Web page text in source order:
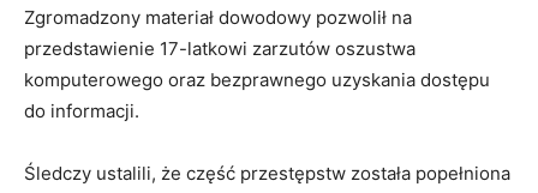
Zgromadzony materiał dowodowy pozwolił na
przedstawienie 17-latkowi zarzutów oszustwa
komputerowego oraz bezprawnego uzyskania dostępu
do informacji.
Śledczy ustalili, że część przestępstw została popełniona